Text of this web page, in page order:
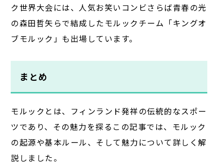
ク世界大会には、人気お笑いコンビさらば青春の光
の森田哲矢らで結成したモルックチーム「キングオ
ブモルック」も出場しています。
まとめ
モルックとは、フィンランド発祥の伝統的なスポー
ツであり、その魅力を探るこの記事では、モルック
の起源や基本ルール、そして魅力について詳しく解
説しました。